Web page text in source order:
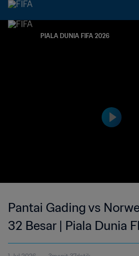
PIALA DUNIA FIFA 2026
Pantai Gading vs
32 Besar | Piala Dunia
Cuplikan | Bahasa